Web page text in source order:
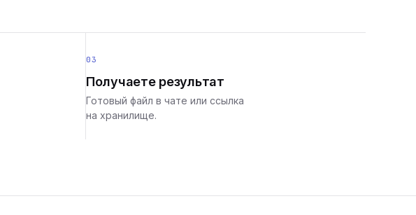
03
Получаете результат
Готовый файл в чате или ссылка
на хранилище.